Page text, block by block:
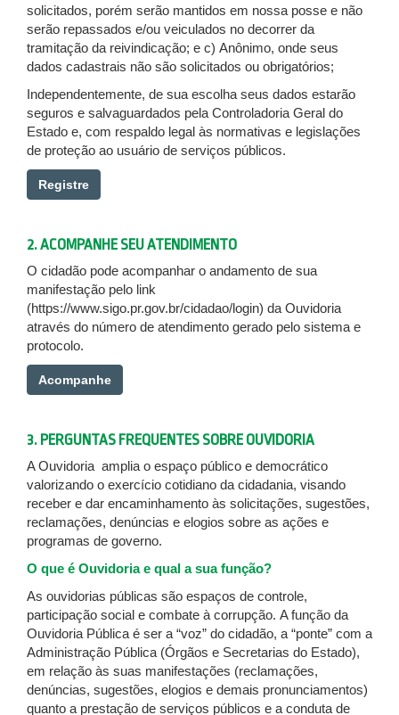
solicitados, porém serão mantidos em nossa posse e não
serão repassados e/ou veiculados no decorrer da
tramitação da reivindicação; e c) Anônimo, onde seus
dados cadastrais não são solicitados ou obrigatórios;
Independentemente, de sua escolha seus dados estarão
seguros e salvaguardados pela Controladoria Geral do
Estado e, com respaldo legal às normativas e legislações
de proteção ao usuário de serviços públicos.
Registre
2. ACOMPANHE SEU ATENDIMENTO
O cidadão pode acompanhar o andamento de sua
manifestação pelo link
(https://www.sigo.pr.gov.br/cidadao/login) da Ouvidoria
através do número de atendimento gerado pelo sistema e
protocolo.
Acompanhe
3. PERGUNTAS FREQUENTES SOBRE OUVIDORIA
A Ouvidoria amplia o espaço público e democrático
valorizando o exercício cotidiano da cidadania, visando
receber e dar encaminhamento às solicitações, sugestões,
reclamações, denúncias e elogios sobre as ações e
programas de governo.
O que é Ouvidoria e qual a sua função?
As ouvidorias públicas são espaços de controle,
participação social e combate à corrupção. A função da
Ouvidoria Pública é ser a “voz” do cidadão, a “ponte” com a
Administração Pública (Órgãos e Secretarias do Estado),
em relação às suas manifestações (reclamações,
denúncias, sugestões, elogios e demais pronunciamentos)
quanto a prestação de serviços públicos e a conduta de